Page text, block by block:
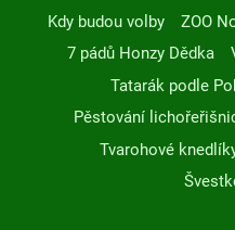
Kdy budou volby
ZOO
7 pádů Honzy Dědka
Tatarák podle
Pěstování
Tvarohové